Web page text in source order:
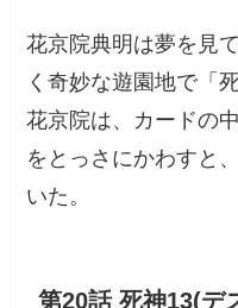
花京院典明は夢を見
く奇妙な遊園地で「
花京院は、カードの
をとっさにかわすと
いた。
第20話 死神13(デ